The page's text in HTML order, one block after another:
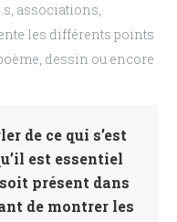
associations,
les différents points
dessin ou encore
de ce qui s’est
est essentiel
présent dans
de montrer les